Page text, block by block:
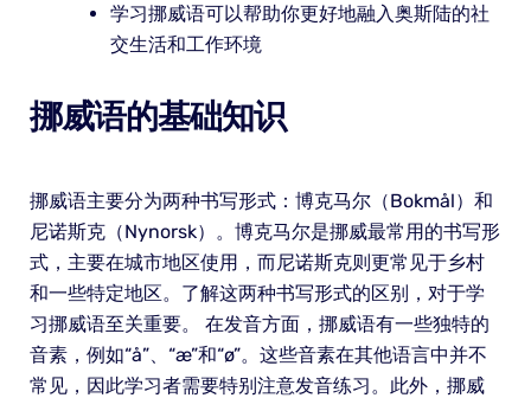
学习挪威语可以帮助你更好地融入奥斯陆的社
交生活和工作环境
挪威语的基础知识
挪威语主要分为两种书写形式：博克马尔（Bokmål）和
尼诺斯克（Nynorsk）。博克马尔是挪威最常用的书写形
式，主要在城市地区使用，而尼诺斯克则更常见于乡村
和一些特定地区。了解这两种书写形式的区别，对于学
习挪威语至关重要。 在发音方面，挪威语有一些独特的
音素，例如“å”、“æ”和“ø”。这些音素在其他语言中并不
常见，因此学习者需要特别注意发音练习。此外，挪威